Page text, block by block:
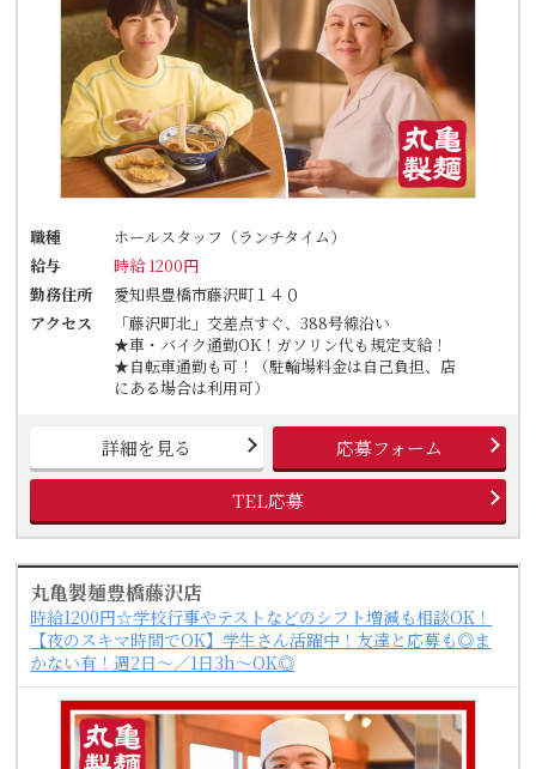
職種
ホールスタッフ（ランチタイム）
給与
時給 1200円
勤務住所
愛知県豊橋市藤沢町１４０
アクセス
「藤沢町北」交差点すぐ、388号線沿い
★車・バイク通勤OK！ガソリン代も規定支給！
★自転車通勤も可！（駐輪場料金は自己負担、店
にある場合は利用可）
詳細を見る 応募フォーム
TEL応募
丸亀製麺豊橋藤沢店
時給1200円☆学校行事やテストなどのシフト増減も相談OK！
【夜のスキマ時間でOK】学生さん活躍中！友達と応募も◎ま
かない有！週2日～／1日3h～OK◎